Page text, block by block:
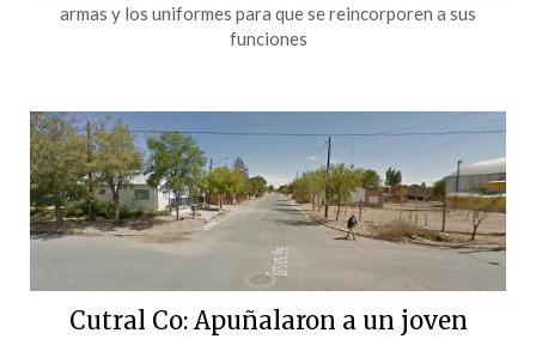
armas y los uniformes para que se reincorporen a sus
funciones
Cutral Co: Apuñalaron a un joven